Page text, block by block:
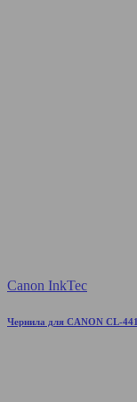
Canon InkTec
Чернила для CANON CL-